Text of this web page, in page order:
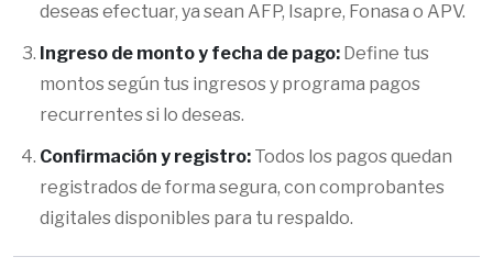
deseas efectuar, ya sean AFP, Isapre, Fonasa o APV.
Ingreso de monto y fecha de pago: Define tus
montos según tus ingresos y programa pagos
recurrentes si lo deseas.
Confirmación y registro: Todos los pagos quedan
registrados de forma segura, con comprobantes
digitales disponibles para tu respaldo.